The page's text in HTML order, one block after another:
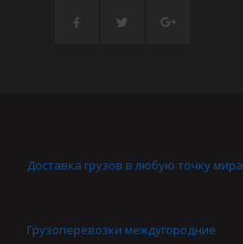
Доставка грузов в любую точку мира
Грузоперевозки междугородние